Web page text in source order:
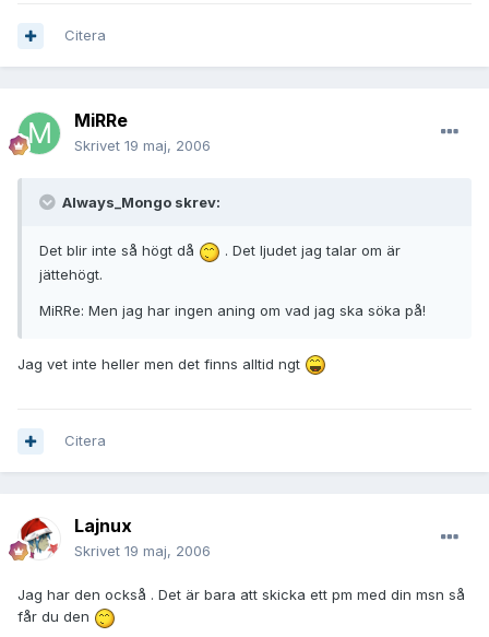
Citera
MiRRe
Skrivet 19 maj, 2006
Always_Mongo skrev:
Det blir inte så högt då
. Det ljudet jag talar om är
jättehögt.
MiRRe: Men jag har ingen aning om vad jag ska söka på!
Jag vet inte heller men det finns alltid ngt
Citera
Lajnux
Skrivet 19 maj, 2006
Jag har den också . Det är bara att skicka ett pm med din msn så
får du den